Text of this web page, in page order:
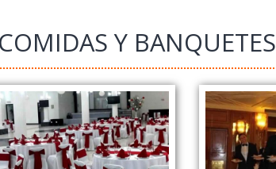
Y BANQUETES